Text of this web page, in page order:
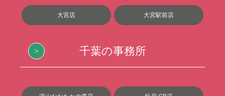
大宮店 大宮駅前店
千葉の事務所